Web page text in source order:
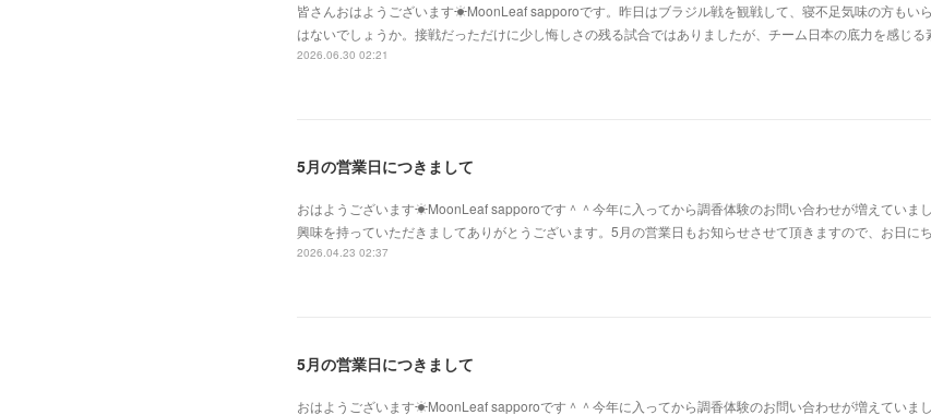
皆さんおはようございます☀MoonLeaf sapporoです。昨日はブラジル戦を観戦して、寝不足気味の方もい
はないでしょうか。接戦だっただけに少し悔しさの残る試合ではありましたが、チーム日本の底力を感じる
2026.06.30 02:21
5月の営業日につきまして
おはようございます☀MoonLeaf sapporoです＾＾今年に入ってから調香体験のお問い合わせが増えていま
興味を持っていただきましてありがとうございます。5月の営業日もお知らせさせて頂きますので、お日に
2026.04.23 02:37
5月の営業日につきまして
おはようございます☀MoonLeaf sapporoです＾＾今年に入ってから調香体験のお問い合わせが増えていま